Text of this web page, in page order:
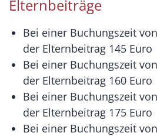
Elternbeiträge
Bei einer Buchungszeit
der Elternbeitrag 145 Euro
Bei einer Buchungszeit
der Elternbeitrag 160 Euro
Bei einer Buchungszeit
der Elternbeitrag 175 Euro
Bei einer Buchungszeit